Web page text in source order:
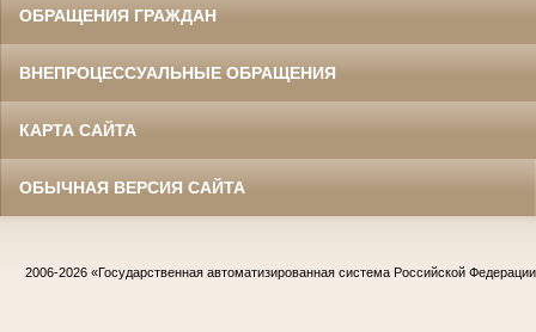
ОБРАЩЕНИЯ ГРАЖДАН
ВНЕПРОЦЕССУАЛЬНЫЕ ОБРАЩЕНИЯ
КАРТА САЙТА
ОБЫЧНАЯ ВЕРСИЯ САЙТА
2006-2026 «Государственная автоматизированная система Российской